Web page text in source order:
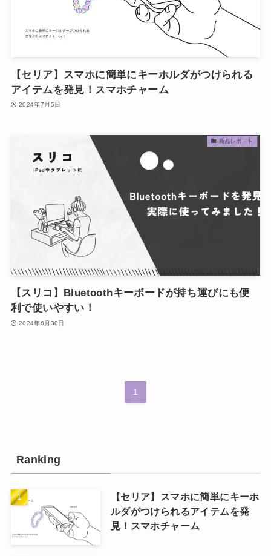
【セリア】スマホに簡単にキーホルダがつけられる
アイテムを発見！スマホチャーム
2024年7月5日
商品レポート
【スリコ】Bluetoothキーボードが持ち運びにも便
利で使いやすい！
2024年6月30日
1
Ranking
【セリア】スマホに簡単にキーホ
ルダがつけられるアイテムを発
見！スマホチャーム